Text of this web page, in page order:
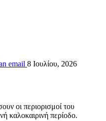
email 8 Ιουλίου, 2026
οι περιορισμοί του
καλοκαιρινή περίοδο.